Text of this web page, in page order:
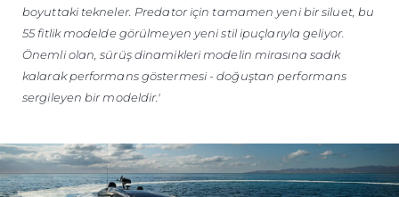
boyuttaki tekneler. Predator için tamamen yeni bir siluet, bu
55 fitlik modelde görülmeyen yeni stil ipuçlarıyla geliyor.
Önemli olan, sürüş dinamikleri modelin mirasına sadık
kalarak performans göstermesi - doğuştan performans
sergileyen bir modeldir.'